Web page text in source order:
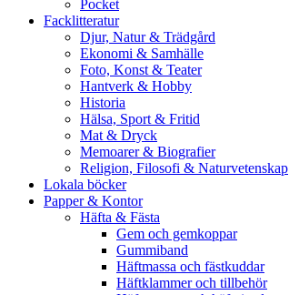
Pocket
Facklitteratur
Djur, Natur & Trädgård
Ekonomi & Samhälle
Foto, Konst & Teater
Hantverk & Hobby
Historia
Hälsa, Sport & Fritid
Mat & Dryck
Memoarer & Biografier
Religion, Filosofi & Naturvetenskap
Lokala böcker
Papper & Kontor
Häfta & Fästa
Gem och gemkoppar
Gummiband
Häftmassa och fästkuddar
Häftklammer och tillbehör